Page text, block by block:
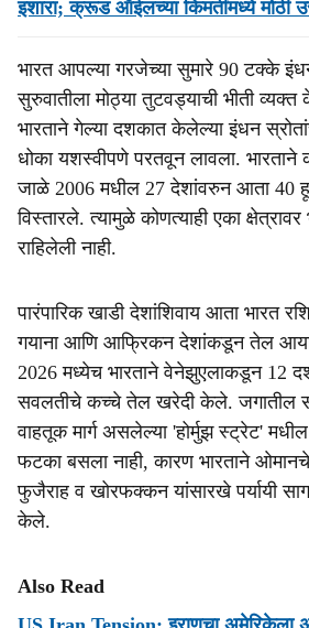
इशारा; क्रूड ऑईलच्या किमतींमध्ये मोठी
भारत आपल्या गरजेच्या सुमारे 90 टक्के
सुरुवातीला मोठ्या तुटवड्याची भीती
भारताने गेल्या दशकात केलेल्या इंधन
धोका यशस्वीपणे परतवून लावला. भारताने
जाळे 2006 मधील 27 देशांवरुन आता 40
विस्तारले. त्यामुळे कोणत्याही एका
राहिलेली नाही.
पारंपारिक खाडी देशांशिवाय आता भारत
गयाना आणि आफ्रिकन देशांकडून तेल
2026 मध्येच भारताने वेनेझुएलाकडून 12
सवलतीचे कच्चे तेल खरेदी केले. जगातील
वाहतूक मार्ग असलेल्या 'होर्मुझ स्ट्रेट'
फटका बसला नाही, कारण भारताने
फुजैराह व खोरफक्कन यांसारखे पर्यायी
केले.
Also Read